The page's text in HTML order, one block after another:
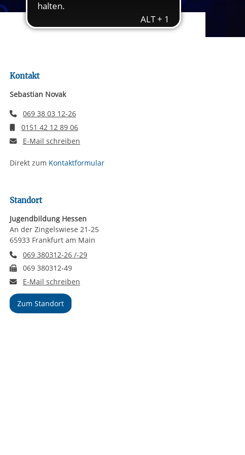
Bereitstellungstarten/stoppen
Kontakt
Sebastian Novak
Telefonnummer
069 38 03 12-26
Email senden
0151 42 12 89 06
E-Mail schreiben
Direkt zum Kontaktformular
Standort
Jugendbildung Hessen
An der Zingelswiese 21-25
65933 Frankfurt am Main
Telefonnummer
069 380312-26 /-29
Faxnummer
069 380312-49
E-Mail an Jugendbildung Hessen
E-Mail schreiben
Zum Standort